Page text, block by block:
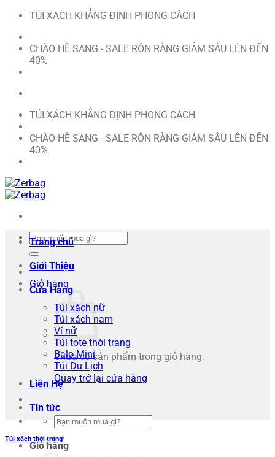
dung
TÚI XÁCH KHẲNG ĐỊNH PHONG CÁCH
CHÀO HÈ SANG - SALE RỘN RÀNG GIẢM SÂU LÊN ĐẾN
40%
TÚI XÁCH KHẲNG ĐỊNH PHONG CÁCH
CHÀO HÈ SANG - SALE RỘN RÀNG GIẢM SÂU LÊN ĐẾN
40%
Tìm
kiếm:
Giỏ hàng
Chưa có sản phẩm trong giỏ hàng.
Quay trở lại cửa hàng
Tìm
kiếm:
Giỏ hàng
Trang chủ
Giới Thiệu
Cửa Hàng
Túi xách nữ
Túi xách nam
Ví nữ
Túi tote thời trang
Balo Mini
Túi Du Lịch
Liên Hệ
Tin tức
Túi xách thời trang